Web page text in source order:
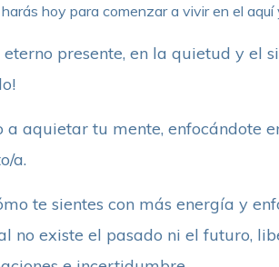
harás hoy para comenzar a vivir en el aquí
eterno presente, en la quietud y el
a aquietar tu mente, enfocándote
a.
te sientes con más energía y
no existe el pasado ni el futuro,